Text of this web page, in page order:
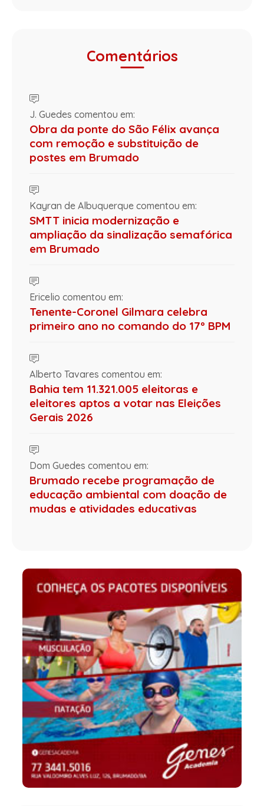
Comentários
J. Guedes comentou em:
Obra da ponte do São Félix avança
com remoção e substituição de
postes em Brumado
Kayran de Albuquerque comentou em:
SMTT inicia modernização e
ampliação da sinalização semafórica
em Brumado
Ericelio comentou em:
Tenente-Coronel Gilmara celebra
primeiro ano no comando do 17º BPM
Alberto Tavares comentou em:
Bahia tem 11.321.005 eleitoras e
eleitores aptos a votar nas Eleições
Gerais 2026
Dom Guedes comentou em:
Brumado recebe programação de
educação ambiental com doação de
mudas e atividades educativas